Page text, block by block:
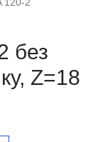
120-2
без
Z=18